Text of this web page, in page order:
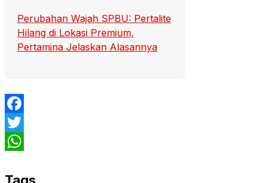
Perubahan Wajah SPBU: Pertalite
Hilang di Lokasi Premium,
Pertamina Jelaskan Alasannya
Facebook
Twitter